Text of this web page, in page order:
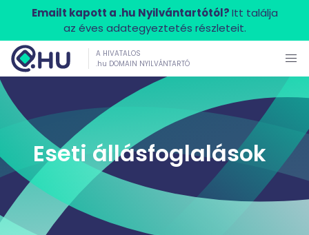
Emailt kapott a .hu Nyilvántartótól?Itt találja
az éves adategyeztetés részleteit.
A HIVATALOS
.hu DOMAIN NYILVÁNTARTÓ
Eseti állásfoglalások